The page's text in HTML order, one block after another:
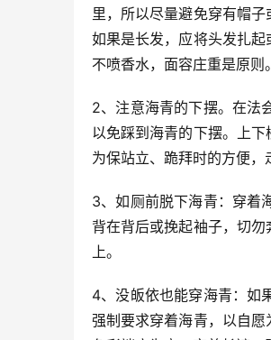
里，所以尽量避免穿有帽
如果是长发，应将头发扎起
不喷香水，面容庄重是原则。
2、注意海青的下摆。在法
以免踩到海青的下摆。上
为保站立、跪拜时的方便，
3、如厕前脱下海青：穿着
背在背后或挽起袖子，切
上。
4、没皈依也能穿海青：如
强制要求穿着海青，以自